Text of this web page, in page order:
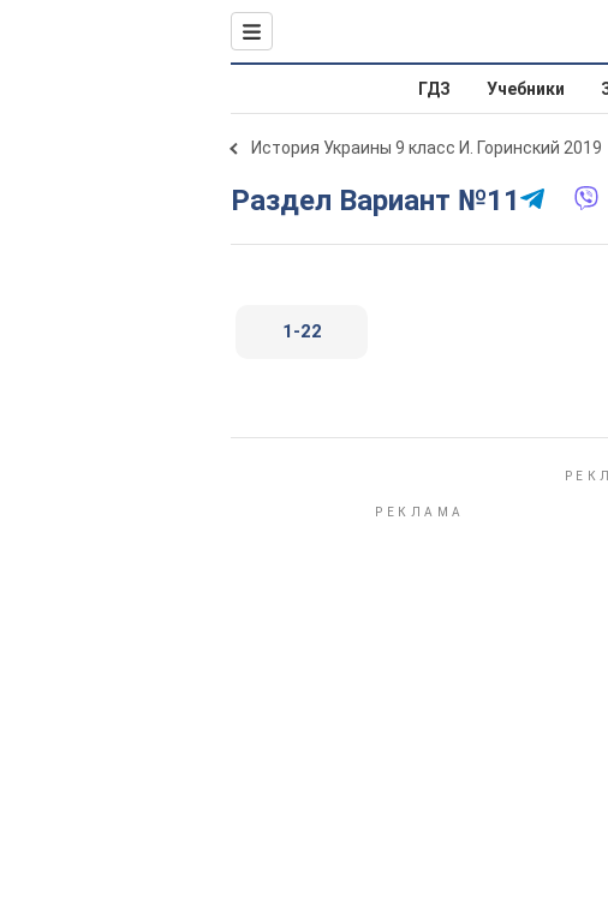
ГДЗ Учебники
История Украины 9 класс И. Горинский 2019
Раздел Вариант №11
1-22